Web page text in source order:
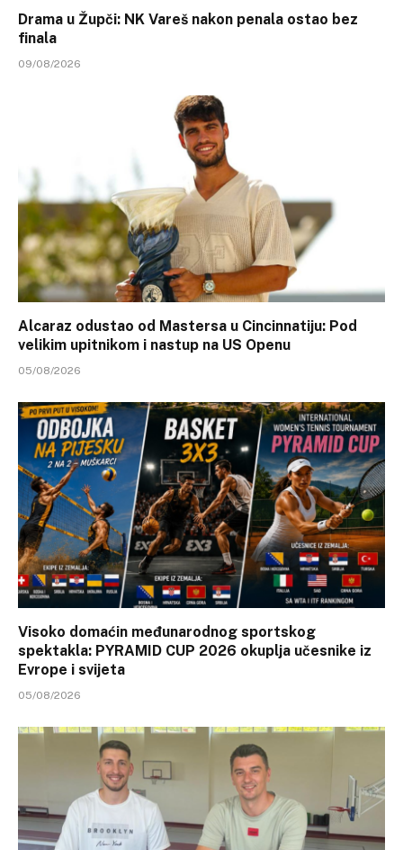
Drama u Župči: NK Vareš nakon penala ostao bez
finala
09/08/2026
Alcaraz odustao od Mastersa u Cincinnatiju: Pod
velikim upitnikom i nastup na US Openu
05/08/2026
Visoko domaćin međunarodnog sportskog
spektakla: PYRAMID CUP 2026 okuplja učesnike iz
Evrope i svijeta
05/08/2026